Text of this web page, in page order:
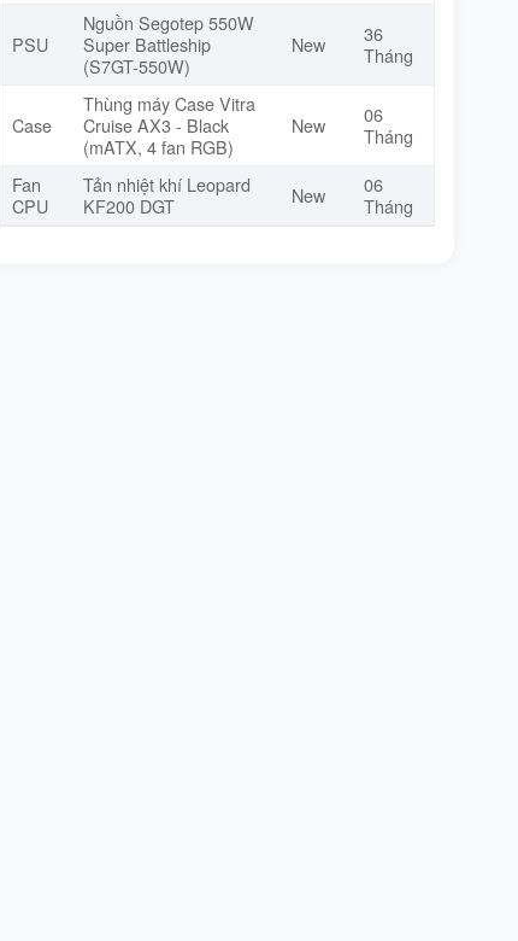
PSU
Nguồn Segotep 550W
Super Battleship
(S7GT-550W)
New
36
Tháng
Case
Thùng máy Case Vitra
Cruise AX3 - Black
(mATX, 4 fan RGB)
New
06
Tháng
Fan
CPU
Tản nhiệt khí Leopard
KF200 DGT
New
06
Tháng